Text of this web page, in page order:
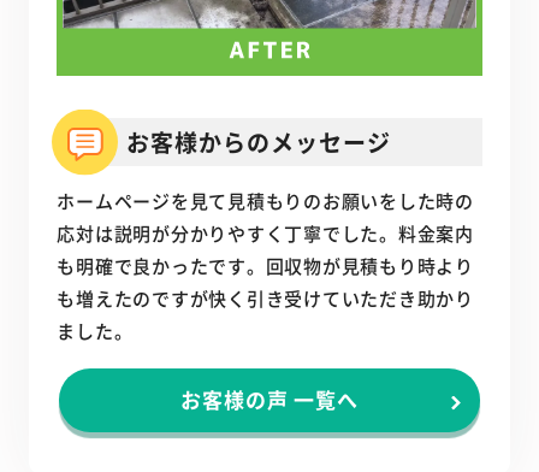
お客様からのメッセージ
ホームページを見て見積もりのお願いをした時の
応対は説明が分かりやすく丁寧でした。料金案内
も明確で良かったです。回収物が見積もり時より
も増えたのですが快く引き受けていただき助かり
ました。
お客様の声 一覧へ